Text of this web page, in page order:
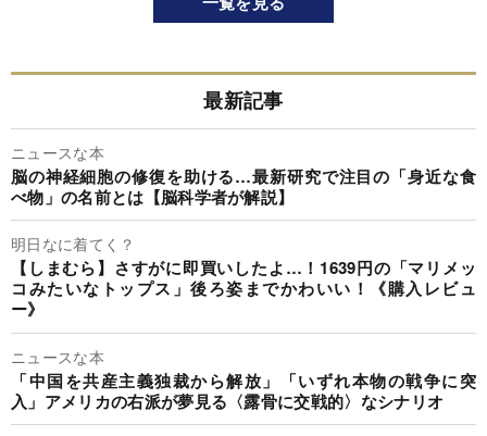
最新記事
ニュースな本
脳の神経細胞の修復を助ける…最新研究で注目の「身近な食
べ物」の名前とは【脳科学者が解説】
明日なに着てく？
【しまむら】さすがに即買いしたよ…！1639円の「マリメッ
コみたいなトップス」後ろ姿までかわいい！《購入レビュ
ー》
ニュースな本
「中国を共産主義独裁から解放」「いずれ本物の戦争に突
入」アメリカの右派が夢見る〈露骨に交戦的〉なシナリオ